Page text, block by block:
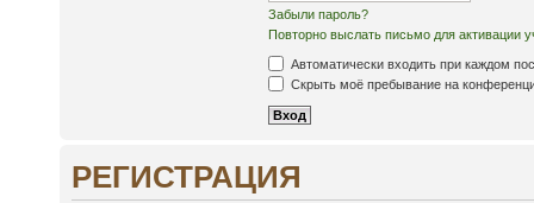
Забыли пароль?
Повторно выслать письмо для активации
Автоматически входить при каждом
Скрыть моё пребывание на
РЕГИСТРАЦИЯ